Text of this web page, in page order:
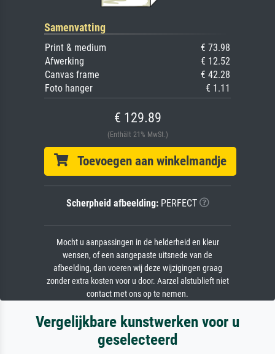
Samenvatting
Print & medium
€ 73.98
Afwerking
€ 12.52
Canvas frame
€ 42.28
Foto hanger
€ 1.11
€ 129.89
(Enthält 21% MwSt.)
Toevoegen aan winkelmandje
Scherpheid afbeelding:PERFECT
Mocht u aanpassingen in de helderheid en kleur
wensen, of een aangepaste uitsnede van de
afbeelding, dan voeren wij deze wijzigingen graag
zonder extra kosten voor u door. Aarzel alstublieft niet
contact met ons op te nemen.
Vergelijkbare kunstwerken voor u
geselecteerd